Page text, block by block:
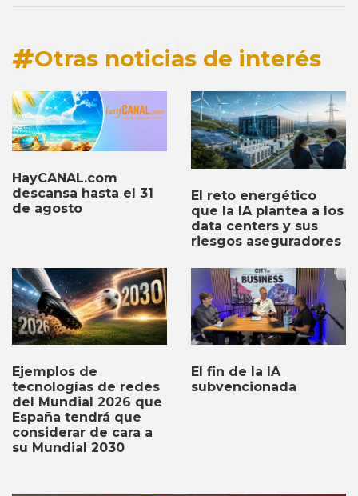
Otras noticias de interés
HayCANAL.com
descansa hasta el 31
de agosto
El reto energético
que la IA plantea a los
data centers y sus
riesgos aseguradores
Ejemplos de
tecnologías de redes
del Mundial 2026 que
España tendrá que
considerar de cara a
su Mundial 2030
El fin de la IA
subvencionada